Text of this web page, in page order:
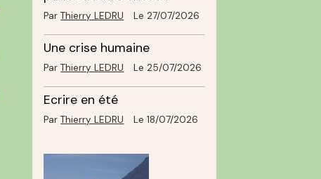
ParThierry LEDRU Le 27/07/2026
Une crise humaine
ParThierry LEDRU Le 25/07/2026
Ecrire en été
ParThierry LEDRU Le 18/07/2026